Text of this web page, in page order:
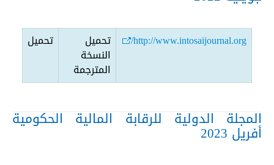
http://www.intosaijournal.org/ تحميل
النسخة
المترجمة
تحميل
المجلة الدولية للرقابة المالية الحكومية
أفريل 2023